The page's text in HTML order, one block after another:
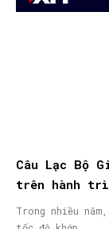
Câu Lạc Bộ
trên hành
Trong nhiều